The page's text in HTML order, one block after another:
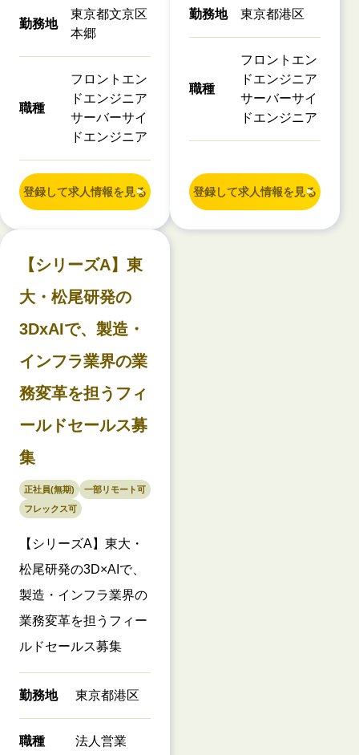
勤務地
東京都文京区
本郷
職種
フロントエン
ドエンジニア
サーバーサイ
ドエンジニア
登録して求人情報を見る
勤務地 東京都港区
職種
フロントエン
ドエンジニア
サーバーサイ
ドエンジニア
登録して求人情報を見る
【シリーズA】東
大・松尾研発の
3DxAIで、製造・
インフラ業界の業
務変革を担うフィ
ールドセールス募
集
正社員(無期)
一部リモート可
フレックス可
【シリーズA】東大・
松尾研発の3D×AIで、
製造・インフラ業界の
業務変革を担うフィー
ルドセールス募集
勤務地 東京都港区
職種 法人営業